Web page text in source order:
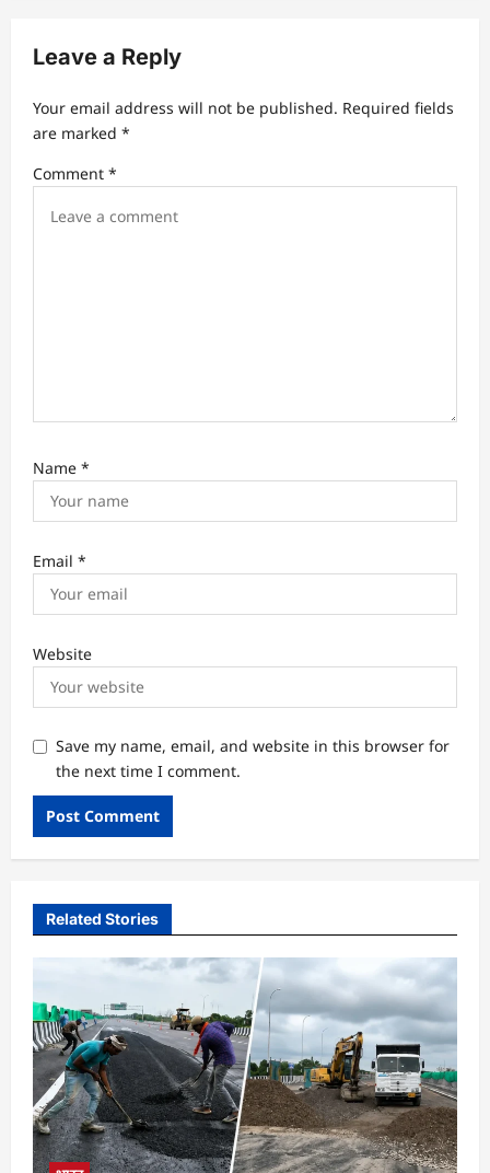
Leave a Reply
Your email address will not be published. Required fields
are marked *
Comment *
Name *
Email *
Website
Save my name, email, and website in this browser for
the next time I comment.
Related Stories